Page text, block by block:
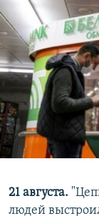
21 августа.
людей